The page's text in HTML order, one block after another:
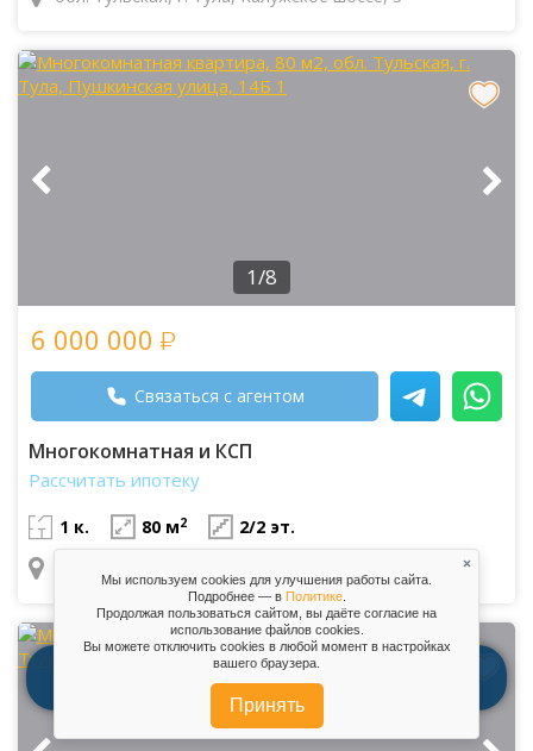
1/8
6 000 000
Связаться с агентом
Многокомнатная и КСП
Рассчитать ипотеку
1 к. 80 м2
2/2 эт.
обл. Тульская, г. Тула, Пушкинская улица, 14Б
см. на карте
Мы используем cookies для улучшения работы сайта.
Подробнее — в Политике.
Продолжая пользоваться сайтом, вы даёте согласие на
использование файлов сookies.
Вы можете отключить сookies в любой момент в настройках
вашего браузера.
Принять
×